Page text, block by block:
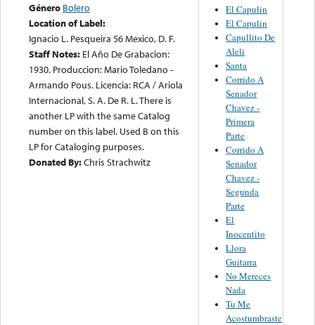
Género Bolero
Location of Label:
Ignacio L. Pesqueira 56 Mexico, D. F.
Staff Notes: El Año De Grabacion:
1930. Produccion: Mario Toledano -
Armando Pous. Licencia: RCA / Ariola
Internacional, S. A. De R. L. There is
another LP with the same Catalog
number on this label. Used B on this
LP for Cataloging purposes.
Donated By:Chris Strachwitz
El Capulin
El Capulin
Capullito De
Aleli
Santa
Corrido A
Senador
Chavez -
Primera
Parte
Corrido A
Senador
Chavez -
Segunda
Parte
El
Inocentito
Llora
Guitarra
No Mereces
Nada
Tu Me
Acostumbraste